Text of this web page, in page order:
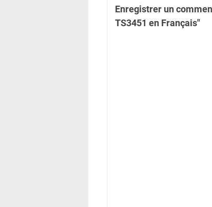
Enregistrer un
TS3451 en Français"